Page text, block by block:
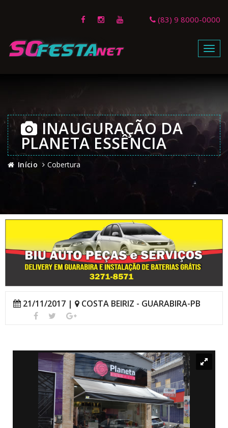
(83) 9 8000-0000
Menu
INAUGURAÇÃO DA
PLANETA ESSÊNCIA
Início Cobertura
21/11/2017 | COSTA BEIRIZ - GUARABIRA-PB